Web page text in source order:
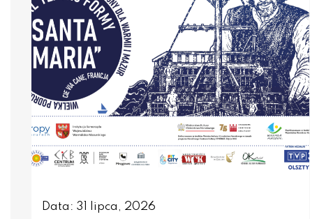
Data: 31 lipca, 2026